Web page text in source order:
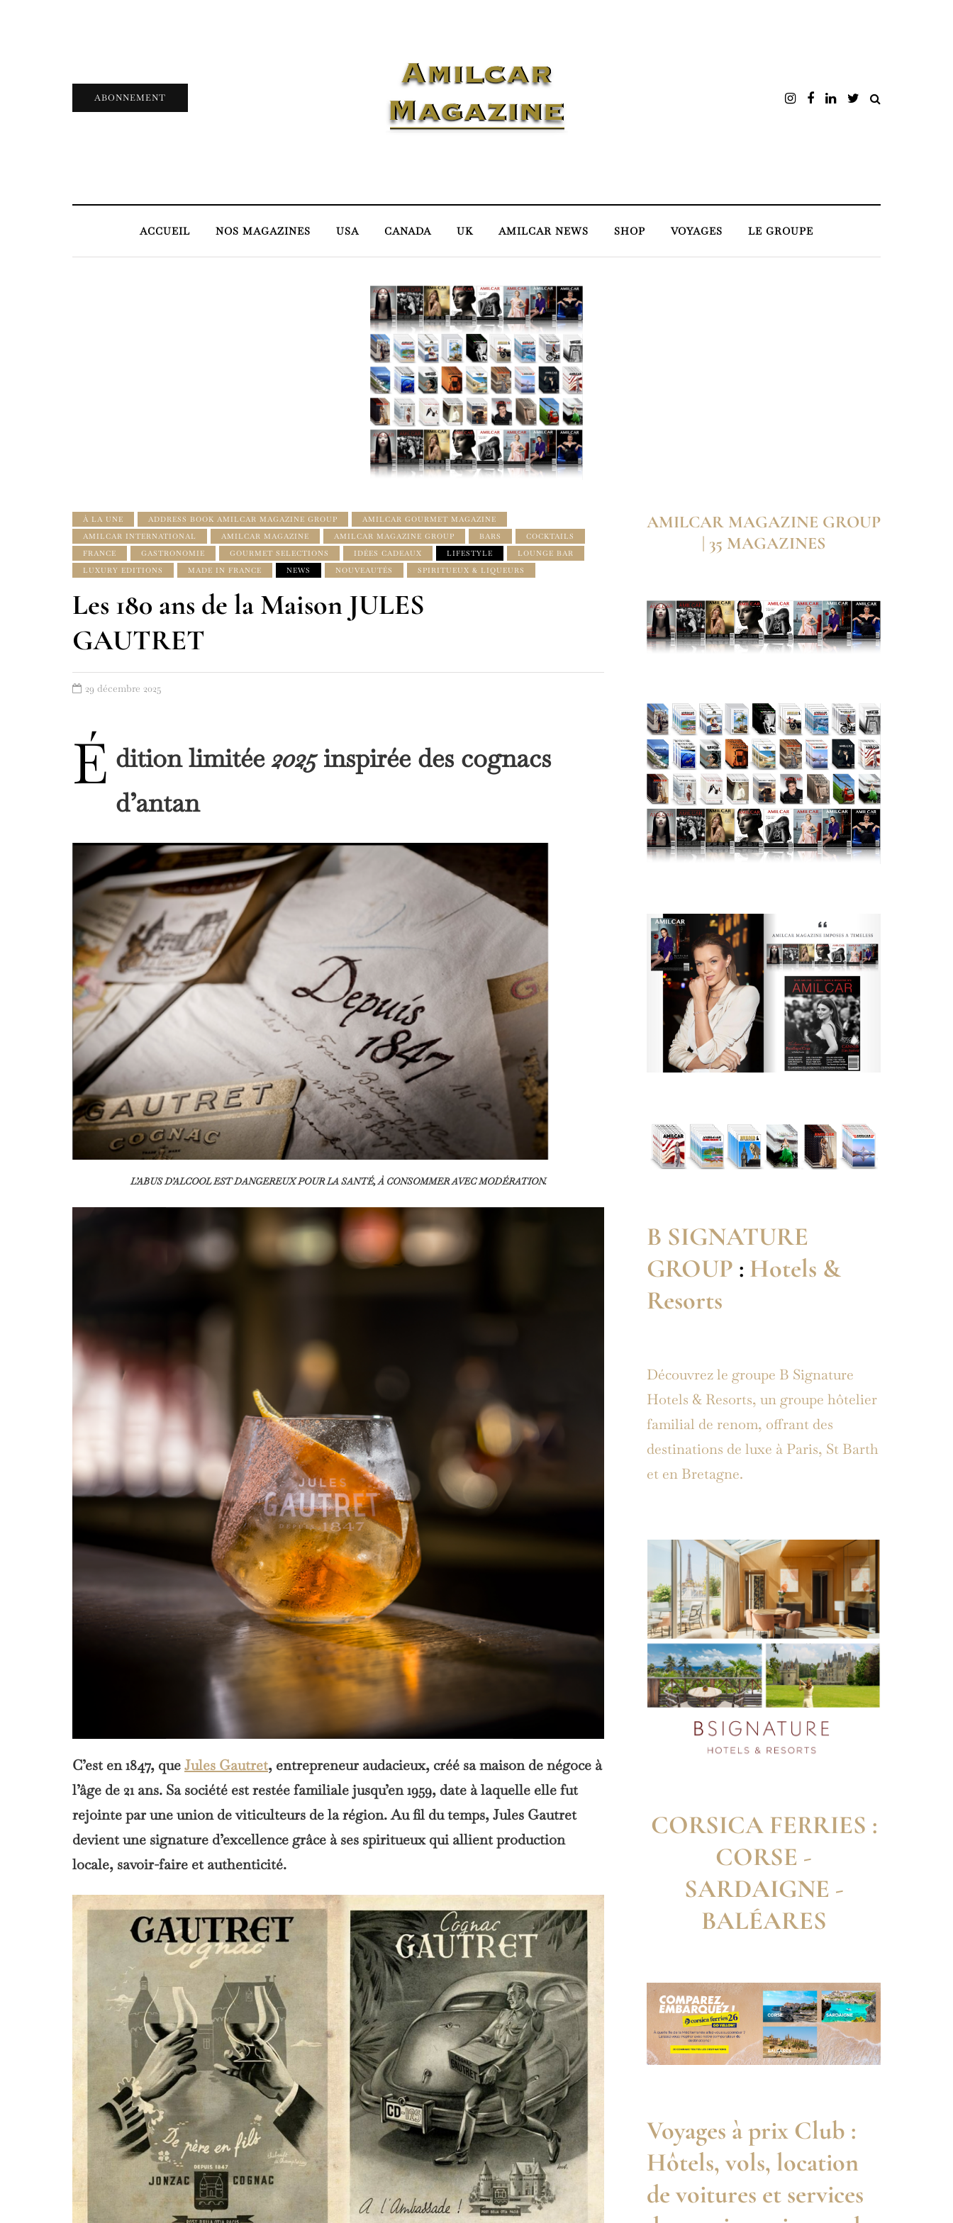
ABONNEMENT
ACCUEIL NOS MAGAZINES USA CANADA UK AMILCAR NEWS SHOP VOYAGES LE GROUPE
À LA UNE ADDRESS BOOK AMILCAR MAGAZINE GROUP
AMILCAR GOURMET MAGAZINE
AMILCAR INTERNATIONAL
AMILCAR MAGAZINE AMILCAR MAGAZINE GROUP BARS
COCKTAILS
FRANCE
GASTRONOMIE GOURMET SELECTIONS IDÉES CADEAUX LIFESTYLE
LOUNGE BAR
LUXURY EDITIONS
MADE IN FRANCE NEWS NOUVEAUTÉS SPIRITUEUX & LIQUEURS
Les 180 ans de la Maison JULES
GAUTRET
29 décembre 2025
É dition limitée2025 inspirée des cognacs
d’antan
L’ABUS D’ALCOOL EST DANGEREUX POUR LA SANTÉ, À CONSOMMER AVEC MODÉRATION.
C’est en 1847, queJules Gautret, entrepreneur audacieux, créé sa maison de négoce à
l’âge de 21 ans. Sa société est restée familiale jusqu’en 1959, date à laquelle elle fut
rejointe par une union de viticulteurs de la région. Au fil du temps, Jules Gautret
devient une signature d’excellence grâce à ses spiritueux qui allient production
locale, savoir-faire et authenticité.
AMILCAR MAGAZINE GROUP
| 35 MAGAZINES
B SIGNATURE
GROUP : Hotels &
Resorts
Découvrez le groupe B Signature
Hotels & Resorts, un groupe hôtelier
familial de renom, offrant des
destinations de luxe à Paris, St Barth
et en Bretagne.
CORSICA FERRIES :
CORSE -
SARDAIGNE -
BALÉARES
Voyages à prix Club :
Hôtels, vols, location
de voitures et services